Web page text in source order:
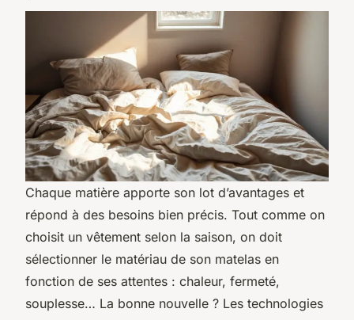
Chaque matière apporte son lot d’avantages et
répond à des besoins bien précis. Tout comme on
choisit un vêtement selon la saison, on doit
sélectionner le matériau de son matelas en
fonction de ses attentes : chaleur, fermeté,
souplesse… La bonne nouvelle ? Les technologies